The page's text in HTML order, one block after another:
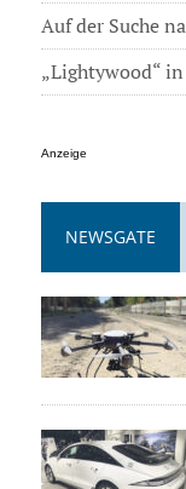
Auf der Suche
„Lightywood“
Anzeige
NEWSGATE